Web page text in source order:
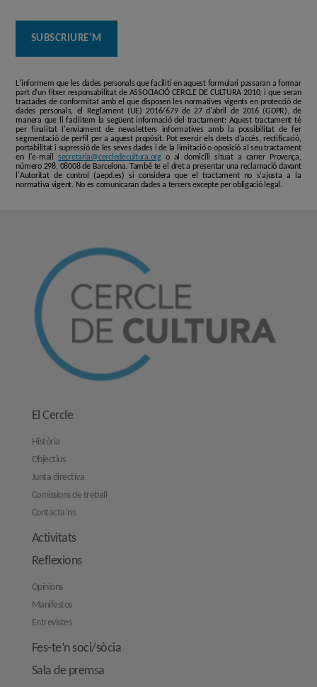
L'informem que les dades personals que faciliti en aquest formulari passaran a formar
part d'un fitxer responsabilitat de ASSOCIACIÓ CERCLE DE CULTURA 2010, i que seran
tractades de conformitat amb el que disposen les normatives vigents en protecció de
dades personals, el Reglament (UE) 2016/679 de 27 d'abril de 2016 (GDPR), de
manera que li facilitem la següent informació del tractament: Aquest tractament té
per finalitat l'enviament de newsletters informatives amb la possibilitat de fer
segmentació de perfil per a aquest propòsit. Pot exercir els drets d'accés, rectificació,
portabilitat i supressió de les seves dades i de la limitació o oposició al seu tractament
en l'e-mail secretaria@cercledecultura.orgo al domicili situat a carrer Provença,
número 298, 08008 de Barcelona. També te el dret a presentar una reclamació davant
l'Autoritat de control (aepd.es) si considera que el tractament no s'ajusta a la
normativa vigent. No es comunicaran dades a tercers excepte per obligació legal.
El Cercle
Història
Objectius
Junta directiva
Comissions de treball
Contacta’ns
Activitats
Reflexions
Opinions
Manifestos
Entrevistes
Fes-te’n soci/sòcia
Sala de premsa